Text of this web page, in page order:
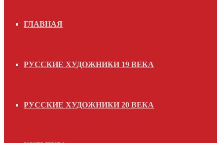
ГЛАВНАЯ
РУССКИЕ ХУДОЖНИКИ 19 ВЕКА
РУССКИЕ ХУДОЖНИКИ 20 ВЕКА